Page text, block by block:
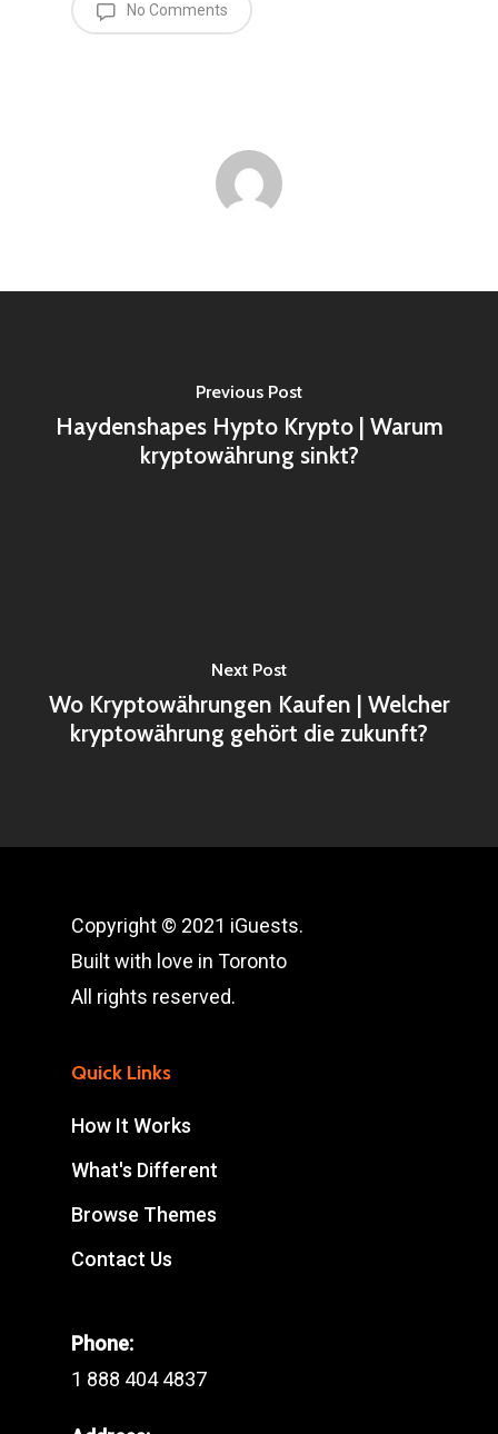
No Comments
Previous Post
Haydenshapes Hypto Krypto | Warum
kryptowährung sinkt?
Next Post
Wo Kryptowährungen Kaufen | Welcher
kryptowährung gehört die zukunft?
Copyright © 2021 iGuests.
Built with love in Toronto
All rights reserved.
Quick Links
How It Works
What's Different
Browse Themes
Contact Us
Phone:
1 888 404 4837